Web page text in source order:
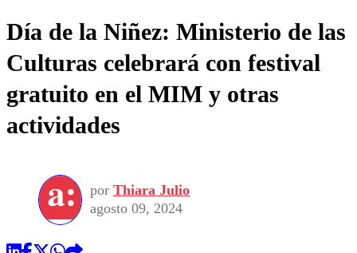
Día de la Niñez: Ministerio de las
Culturas celebrará con festival
gratuito en el MIM y otras
actividades
por Thiara Julio
agosto 09, 2024